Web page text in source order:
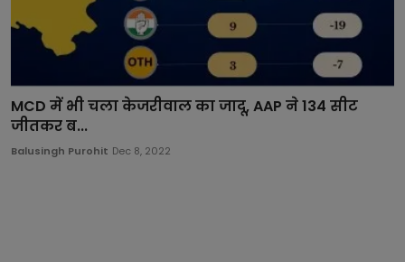
MCD में भी चला केजरीवाल का जादू, AAP ने 134 सीट
जीतकर ब...
Balusingh Purohit Dec 8, 2022